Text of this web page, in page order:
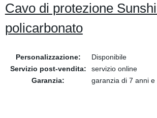
Cavo di protezione
policarbonato
Personalizzazione:
Disponibile
Servizio post-vendita:
servizio online
Garanzia:
garanzia di 7 anni e